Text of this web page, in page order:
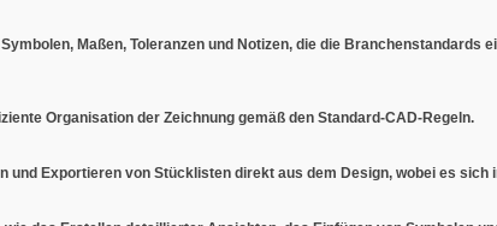
Maßen, Toleranzen und Notizen, die die Branchenstandards
Organisation der Zeichnung gemäß den Standard-CAD-Regeln.
Exportieren von Stücklisten direkt aus dem Design, wobei es sich